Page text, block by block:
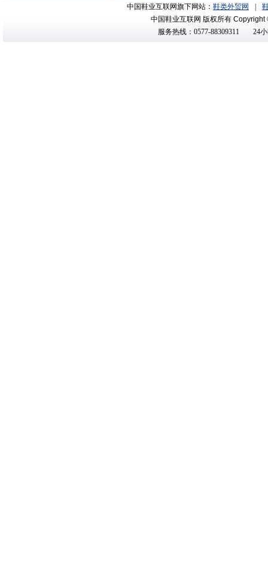
中国鞋业互联网旗下网站： 鞋类外贸网
中国鞋业互联网 版权所有 Copyright
服务热线：0577-88309311
24